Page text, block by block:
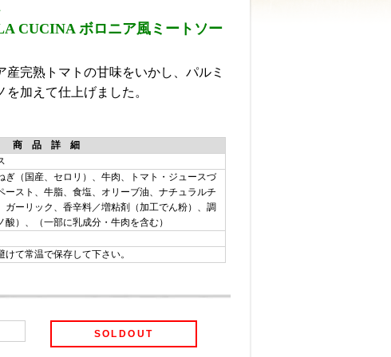
CUCINA ボロニア風ミートソー
産完熟トマトの甘味をいかし、パルミ
加えて仕上げました。
商 品 詳 細
ぎ（国産、セロリ）、牛肉、トマト・ジュースづ
ースト、牛脂、食塩、オリーブ油、ナチュラルチ
ガーリック、香辛料／増粘剤（加工でん粉）、調
酸）、（一部に乳成分・牛肉を含む）
けて常温で保存して下さい。
SOLDOUT